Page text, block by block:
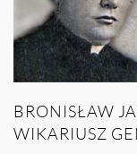
BRONISŁAW
WIKARIUSZ